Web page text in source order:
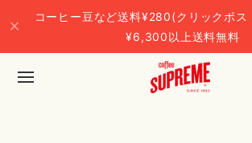
コーヒー豆など送料¥280(クリックポ
¥6,300以上送料無料